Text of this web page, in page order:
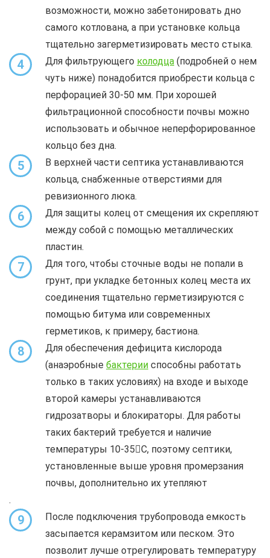
возможности, можно забетонировать дно
самого котлована, а при установке кольца
тщательно загерметизировать место стыка.
4 Для фильтрующего колодца (подробней о нем
чуть ниже) понадобится приобрести кольца с
перфорацией 30-50 мм. При хорошей
фильтрационной способности почвы можно
использовать и обычное неперфорированное
кольцо без дна.
5
В верхней части септика устанавливаются
кольца, снабженные отверстиями для
ревизионного люка.
6
Для защиты колец от смещения их скрепляют
между собой с помощью металлических
пластин.
7
Для того, чтобы сточные воды не попали в
грунт, при укладке бетонных колец места их
соединения тщательно герметизируются с
помощью битума или современных
герметиков, к примеру, бастиона.
8
Для обеспечения дефицита кислорода
(анаэробные бактерии способны работать
только в таких условиях) на входе и выходе
второй камеры устанавливаются
гидрозатворы и блокираторы. Для работы
таких бактерий требуется и наличие
температуры 10-35С, поэтому септики,
установленные выше уровня промерзания
почвы, дополнительно их утепляют
.
9
После подключения трубопровода емкость
засыпается керамзитом или песком. Это
позволит лучше отрегулировать температуру